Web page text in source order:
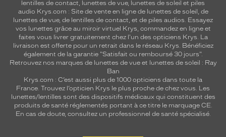
lentilles de contact, lunettes de vue, lunettes de soleil et piles
audio Krys.com : Site de vente en ligne de lunettes de soleil, de
lunettes de vue, de lentilles de contact, et de piles audios. Essayez
vos lunettes grâce au miroir virtuel Krys, commandez en ligne et
faites vous livrer gratuitement chez l'un des opticiens Krys. La
livraison est offerte pour un retrait dans le réseau Krys. Bénéficiez
également de la garantie "Satisfait ou remboursé 30 jours".
Retrouvez nos marques de lunettes de vue et lunettes de soleil : Ray
Ban
Krys.com : C’est aussi plus de 1000 opticiens dans toute la
France. Trouvez l’opticien Krys le plus proche de chez vous. Les
lunettes/lentilles sont des dispositifs médicaux qui constituent des
produits de santé réglementés portant à ce titre le marquage CE.
En cas de doute, consultez un professionnel de santé spécialisé.